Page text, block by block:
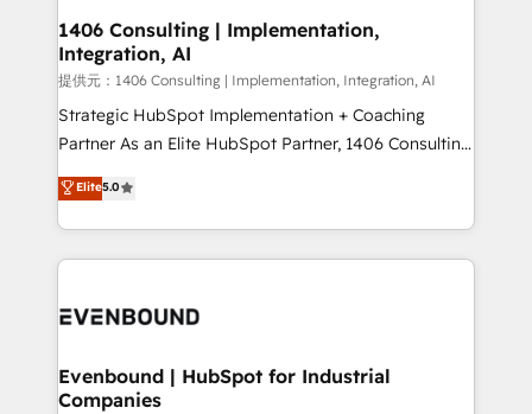
allowing companies to optimize processes and meet
the needs of the customer. We are part of Impresoft
Group, a group of specialized and complementary
companies that divide their offer into 4
Competence Centers: Smart Manufacturing,
The synergies generated by these integrations,
together with the combination of talents, skills,
to accompany companies on their digital
1406 Consulting | Implementation,
Integration, AI
提供元：1406 Consulting | Implementation, Integration, AI
Strategic HubSpot Implementation + Coaching
Partner As an Elite HubSpot Partner, 1406 Consulting
helps mid-market revenue teams transform how
they sell, market, and serve. We don't just build your
HubSpot—we teach your team to own it, then stay
to help you keep winning. What We Do ⚙️ CRM
Data & Content 📈 Sales & Marketing Alignment +
Agent Creation 🔄 Custom Integrations & Data
Migration Why 1406 We become part of your team.
Elite5.0
Evenbound | HubSpot for Industrial
Companies